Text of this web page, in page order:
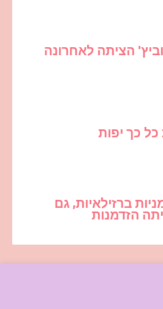
הציתה לאחרונה
כך יפות
ברזילאיות, גם
הזדמנות